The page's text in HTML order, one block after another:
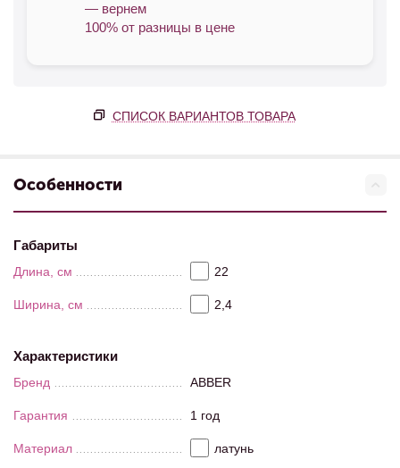
— вернем
100% от разницы в цене
СПИСОК ВАРИАНТОВ ТОВАРА
Особенности
Габариты
Длина, см 22
Ширина, см 2,4
Характеристики
Бренд ABBER
Гарантия 1 год
Материал латунь